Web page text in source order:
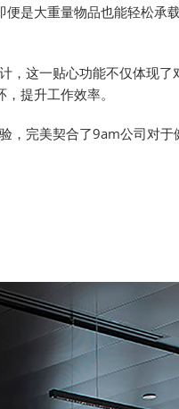
是大重量物品也能轻松
，这一贴心功能不仅体现
提升工作效率。
，完美契合了9am公司对